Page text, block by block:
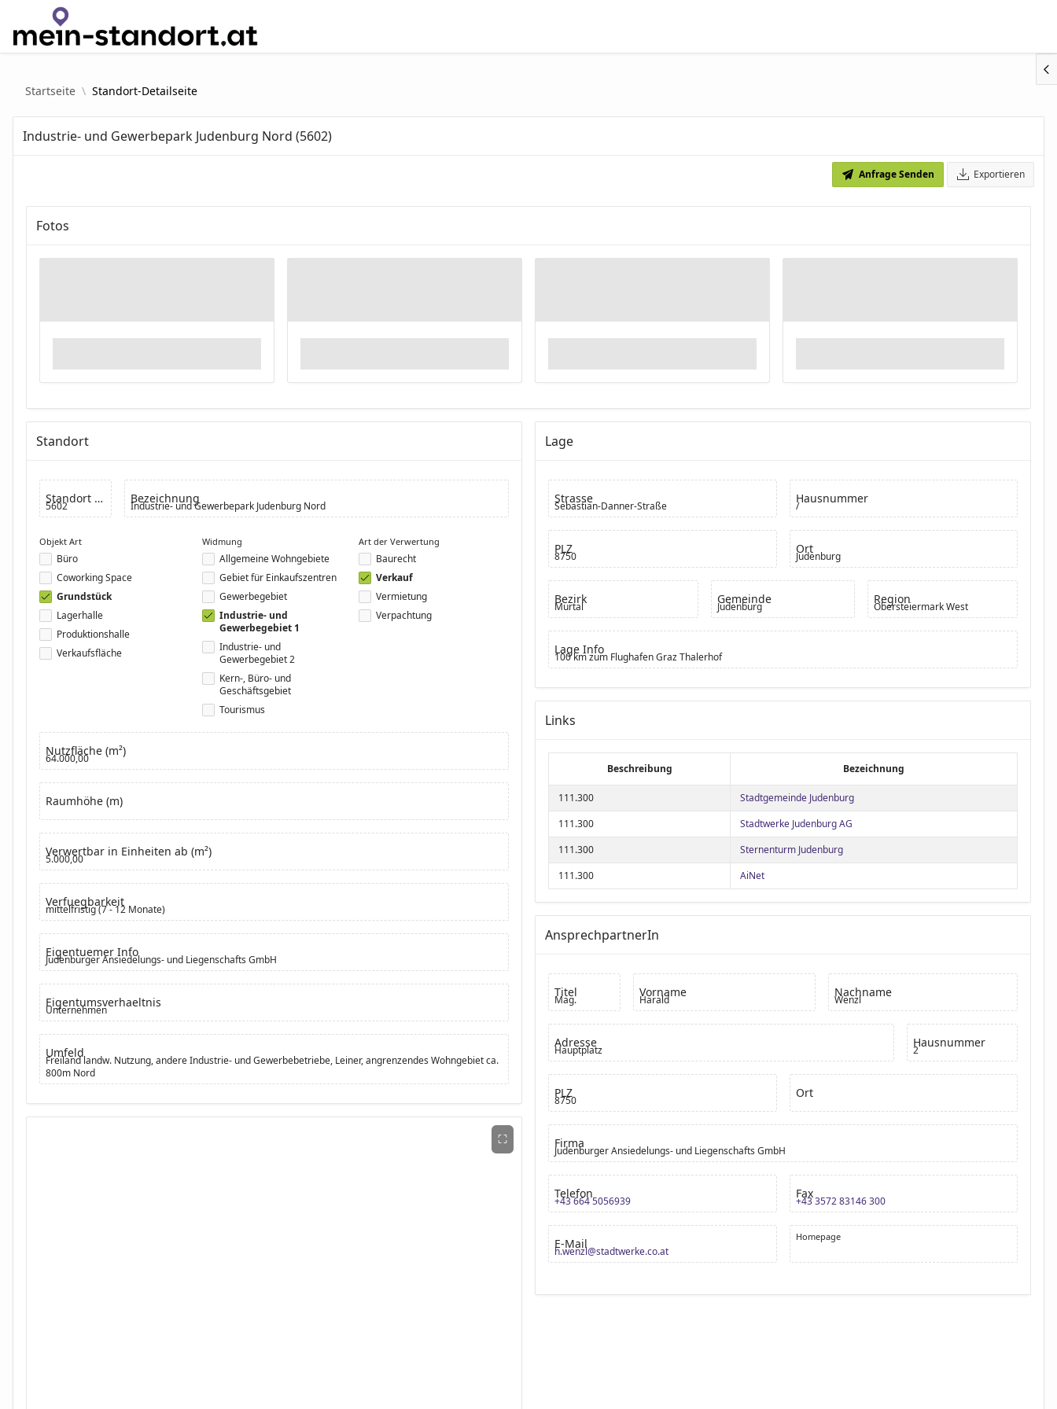
Zum Hauptinhalt wechseln
Startseite Standort-Detailseite
Industrie- und Gewerbepark Judenburg Nord (5602)
Anfrage Senden Exportieren
Fotos
Standort
Standort Nr
5602
Bezeichnung
Industrie- und Gewerbepark Judenburg Nord
Objekt Art
Büro
Coworking Space
Grundstück
Lagerhalle
Produktionshalle
Verkaufsfläche
Widmung
Allgemeine Wohngebiete
Gebiet für Einkaufszentren
Gewerbegebiet
Industrie- und
Gewerbegebiet 1
Industrie- und
Gewerbegebiet 2
Kern-, Büro- und
Geschäftsgebiet
Tourismus
Art der Verwertung
Baurecht
Verkauf
Vermietung
Verpachtung
Nutzfläche (m²)
64.000,00
Raumhöhe (m)
Verwertbar in Einheiten ab (m²)
5.000,00
Verfuegbarkeit
mittelfristig (7 - 12 Monate)
Eigentuemer Info
Judenburger Ansiedelungs- und Liegenschafts GmbH
Eigentumsverhaeltnis
Unternehmen
Umfeld
Freiland landw. Nutzung, andere Industrie- und Gewerbebetriebe, Leiner, angrenzendes Wohngebiet ca.
800m Nord
⛶
Lage
Strasse
Sebastian-Danner-Straße
Hausnummer
/
PLZ
8750
Ort
Judenburg
Bezirk
Murtal
Gemeinde
Judenburg
Region
Obersteiermark West
Lage Info
100 km zum Flughafen Graz Thalerhof
Links
Beschreibung Bezeichnung
111.300
Stadtgemeinde Judenburg
111.300
Stadtwerke Judenburg AG
111.300
Sternenturm Judenburg
111.300
AiNet
AnsprechpartnerIn
Titel
Mag.
Vorname
Harald
Nachname
Wenzl
Adresse
Hauptplatz
Hausnummer
2
PLZ
8750
Ort
Firma
Judenburger Ansiedelungs- und Liegenschafts GmbH
Telefon
+43 664 5056939
Fax
+43 3572 83146 300
E-Mail
h.wenzl@stadtwerke.co.at
Homepage